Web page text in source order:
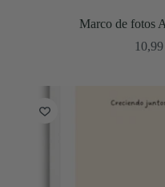
Marco de fotos
10,99